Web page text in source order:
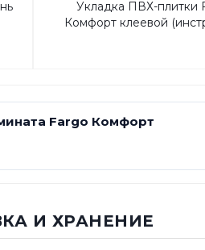
Укладка ПВХ-плитки
Комфорт клеевой
Fargo Комфорт
И ХРАНЕНИЕ